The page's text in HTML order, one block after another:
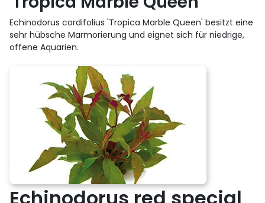
Echinodorus cordifolius 'Tropica Marble Queen' besitzt eine
sehr hübsche Marmorierung und eignet sich für niedrige,
offene Aquarien.